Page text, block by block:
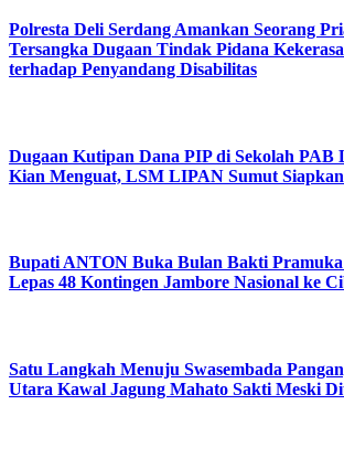
Polresta Deli Serdang Amankan Seorang
Tersangka Dugaan Tindak Pidana
terhadap Penyandang Disabilitas
Dugaan Kutipan Dana PIP di Sekolah PAB
Kian Menguat, LSM LIPAN Sumut Siapkan
Bupati ANTON Buka Bulan Bakti Pramuka
Lepas 48 Kontingen Jambore Nasional ke
Satu Langkah Menuju Swasembada
Utara Kawal Jagung Mahato Sakti Meski